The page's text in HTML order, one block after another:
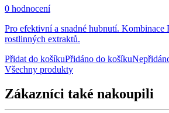
0 hodnocení
Pro efektivní a snadné hubnutí. Kombinace
rostlinných extraktů.
Přidat do košíkuPřidáno do košíku
Všechny produkty
Zákazníci také nakoupili